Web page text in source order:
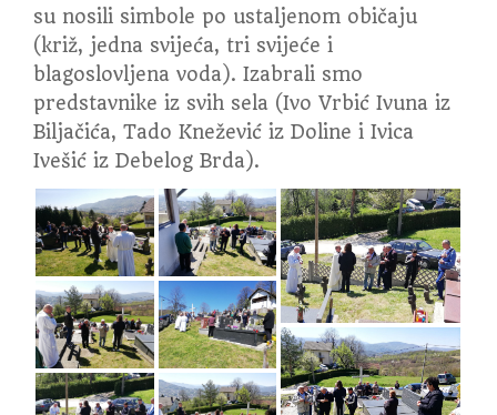
su nosili simbole po ustaljenom običaju
(križ, jedna svijeća, tri svijeće i
blagoslovljena voda). Izabrali smo
predstavnike iz svih sela (Ivo Vrbić Ivuna iz
Biljačića, Tado Knežević iz Doline i Ivica
Ivešić iz Debelog Brda).